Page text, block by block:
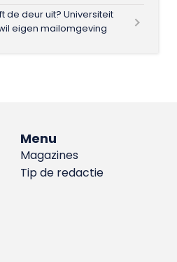
de deur uit? Universiteit
eigen mailomgeving
Menu
Magazines
Tip de redactie